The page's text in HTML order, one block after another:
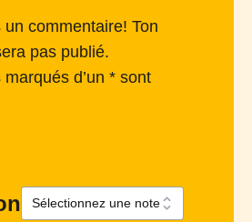
commentaire! Ton
pas publié.
d’un * sont